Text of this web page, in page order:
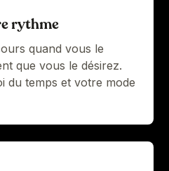
rythme
quand vous le
que vous le désirez.
du temps et votre mode